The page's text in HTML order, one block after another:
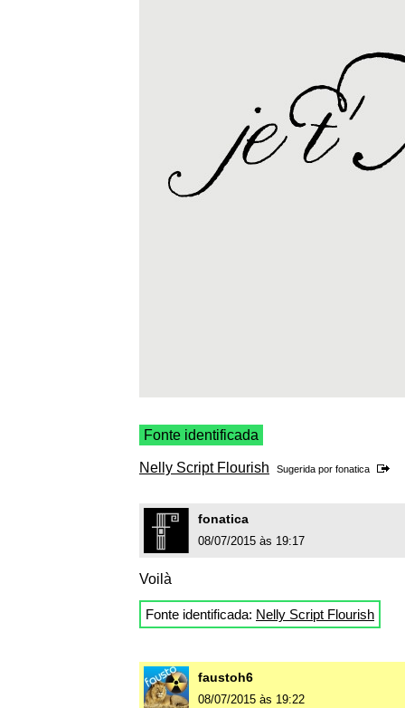
Fonte identificada
Nelly Script Flourish Sugerida por fonatica
fonatica
08/07/2015 às 19:17
Voilà
Fonte identificada: Nelly Script Flourish
faustoh6
08/07/2015 às 19:22